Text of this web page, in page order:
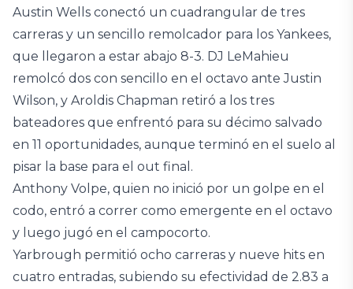
Austin Wells conectó un cuadrangular de tres
carreras y un sencillo remolcador para los Yankees,
que llegaron a estar abajo 8-3. DJ LeMahieu
remolcó dos con sencillo en el octavo ante Justin
Wilson, y Aroldis Chapman retiró a los tres
bateadores que enfrentó para su décimo salvado
en 11 oportunidades, aunque terminó en el suelo al
pisar la base para el out final.
Anthony Volpe, quien no inició por un golpe en el
codo, entró a correr como emergente en el octavo
y luego jugó en el campocorto.
Yarbrough permitió ocho carreras y nueve hits en
cuatro entradas, subiendo su efectividad de 2.83 a